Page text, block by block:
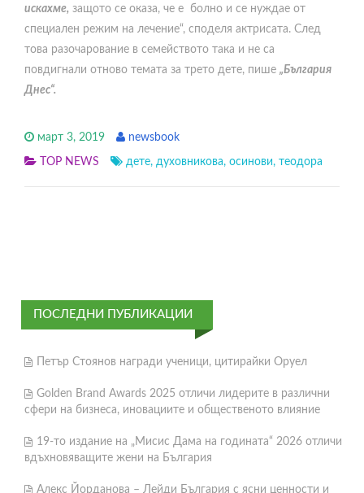
искахме, защото се оказа, че е болно и се нуждае от
специален режим на лечение“, споделя актрисата. След
това разочарование в семейството така и не са
повдигнали отново темата за трето дете, пише „България
Днес“.
март 3, 2019 newsbook
TOP NEWS дете, духовникова, осинови, теодора
ПОСЛЕДНИ ПУБЛИКАЦИИ
Петър Стоянов награди ученици, цитирайки Оруел
Golden Brand Awards 2025 отличи лидерите в различни
сфери на бизнеса, иновациите и общественото влияние
19-то издание на „Мисис Дама на годината“ 2026 отличи
вдъхновяващите жени на България
Алекс Йорданова – Лейди България с ясни ценности и